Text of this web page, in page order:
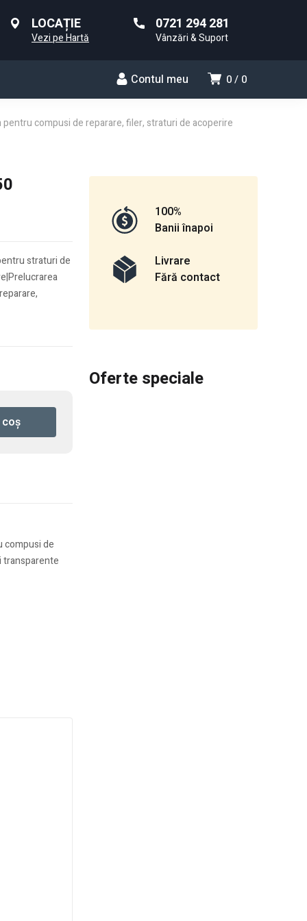
LOCAȚIE
Vezi pe Hartă
0721 294 281
Vânzări & Suport
0 0
Contul meu
compusi de reparare, filer, straturi de acoperire
straturi de
compusi de
transparente
100%
Banii înapoi
Livrare
Fără contact
Oferte speciale